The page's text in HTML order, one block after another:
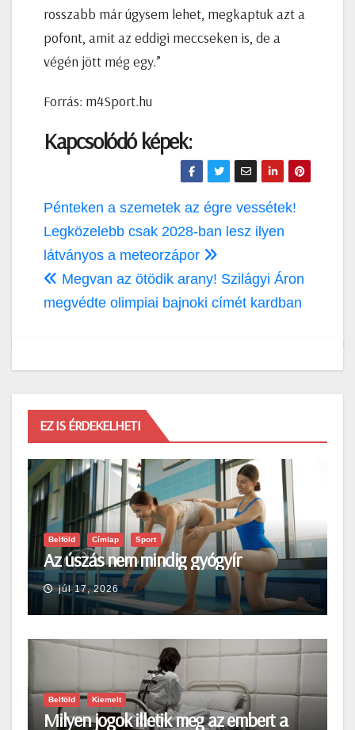
rosszabb már úgysem lehet, megkaptuk azt a
pofont, amit az eddigi meccseken is, de a
végén jött még egy.”
Forrás: m4Sport.hu
Kapcsolódó képek:
Bejegyzés
navigáció
Pénteken a szemetek az égre vessétek!
Legközelebb csak 2028-ban lesz ilyen
látványos a meteorzápor
Megvan az ötödik arany! Szilágyi Áron
megvédte olimpiai bajnoki címét kardban
EZ IS ÉRDEKELHETI
Belföld Címlap Sport
Az úszás nem mindig gyógyír
júl 17, 2026
Belföld Kiemelt
Milyen jogok illetik meg az embert a